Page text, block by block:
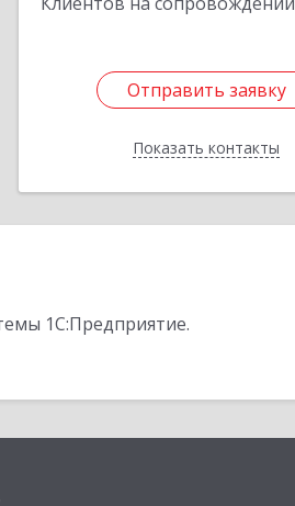
Отправить заявку
Показать контакты
Отправить заявку
Назад
1С:Предприятие.